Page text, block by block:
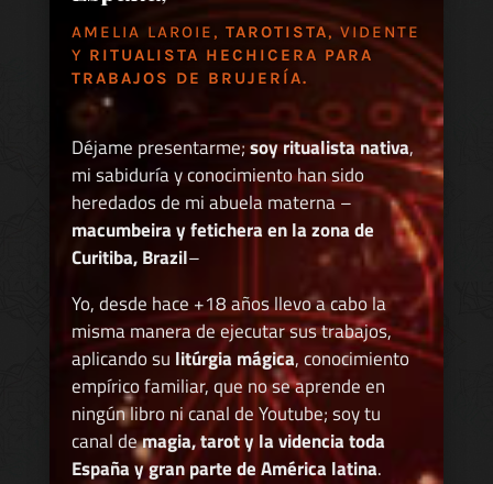
AMELIA LAROIE, TAROTISTA, VIDENTE
Y RITUALISTA HECHICERA PARA
TRABAJOS DE BRUJERÍA.
Déjame presentarme;soy ritualista nativa,
mi sabiduría y conocimiento han sido
heredados de mi abuela materna –
macumbeira y fetichera en la zona de
Curitiba, Brazil–
Yo, desde hace +18 años llevo a cabo la
misma manera de ejecutar sus trabajos,
aplicando su litúrgia mágica, conocimiento
empírico familiar, que no se aprende en
ningún libro ni canal de Youtube; soy tu
canal demagia, tarot y la videncia toda
España y gran parte de América latina.